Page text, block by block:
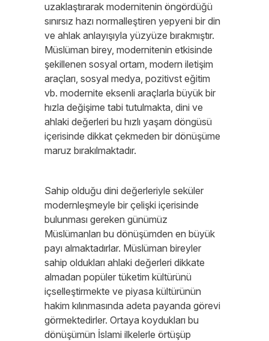
uzaklaştırarak modernitenin öngördüğü
sınırsız hazı normalleştiren yepyeni bir din
ve ahlak anlayışıyla yüzyüze bırakmıştır.
Müslüman birey, modernitenin etkisinde
şekillenen sosyal ortam, modern iletişim
araçları, sosyal medya, pozitivst eğitim
vb. modernite eksenli araçlarla büyük bir
hızla değişime tabi tutulmakta, dini ve
ahlaki değerleri bu hızlı yaşam döngüsü
içerisinde dikkat çekmeden bir dönüşüme
maruz bırakılmaktadır.
Sahip olduğu dini değerleriyle seküler
modernleşmeyle bir çelişki içerisinde
bulunması gereken günümüz
Müslümanları bu dönüşümden en büyük
payı almaktadırlar. Müslüman bireyler
sahip oldukları ahlaki değerleri dikkate
almadan popüler tüketim kültürünü
içselleştirmekte ve piyasa kültürünün
hakim kılınmasında adeta payanda görevi
görmektedirler. Ortaya koydukları bu
dönüşümün İslami ilkelerle örtüşüp